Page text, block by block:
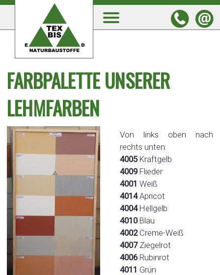
FARBPALETTE UNSERER
LEHMFARBEN
Von links oben nach
rechts unten:
4005Kraftgelb
4009Flieder
4001 Weiß
4014Apricot
4004Hellgelb
4010Blau
4002Creme-Weiß
4007Ziegelrot
4006Rubinrot
4011 Grün